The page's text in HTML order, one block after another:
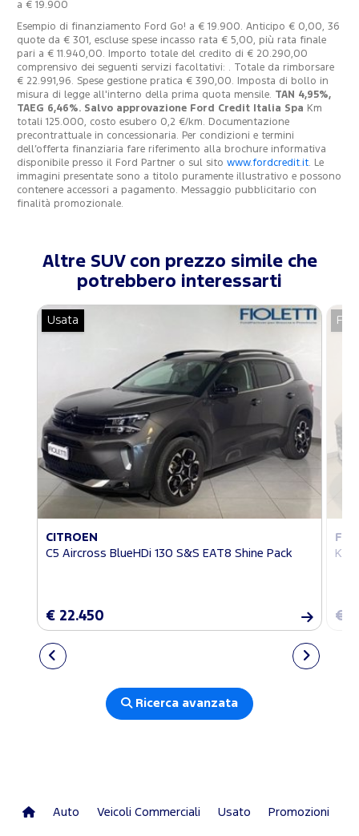
a € 19.900
Esempio di finanziamento Ford Go! a € 19.900. Anticipo € 0,00, 36
quote da € 301, escluse spese incasso rata € 5,00, più rata finale
pari a € 11.940,00. Importo totale del credito di € 20.290,00
comprensivo dei seguenti servizi facoltativi: . Totale da rimborsare
€ 22.991,96. Spese gestione pratica € 390,00. Imposta di bollo in
misura di legge all'interno della prima quota mensile. TAN 4,95%,
TAEG 6,46%. Salvo approvazione Ford Credit Italia Spa Km
totali 125.000, costo esubero 0,2 €/km. Documentazione
precontrattuale in concessionaria. Per condizioni e termini
dell’offerta finanziaria fare riferimento alla brochure informativa
disponibile presso il Ford Partner o sul sito www.fordcredit.it. Le
immagini presentate sono a titolo puramente illustrativo e possono
contenere accessori a pagamento. Messaggio pubblicitario con
finalità promozionale.
Altre SUV con prezzo simile che
potrebbero interessarti
Usata
CITROEN
C5 Aircross BlueHDi 130 S&S EAT8 Shine Pack
€ 22.450 €
Ricerca avanzata
Auto Veicoli Commerciali Usato Promozioni